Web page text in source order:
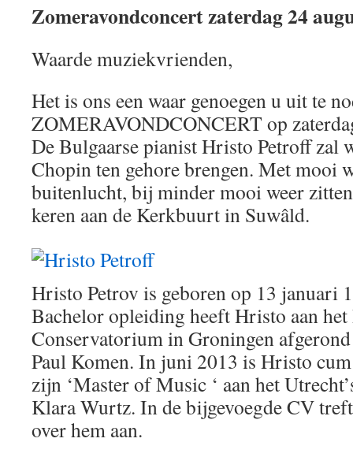
Zomeravondconcert zaterdag 24
Waarde muziekvrienden,
Het is ons een waar genoegen u uit te
ZOMERAVONDCONCERT op
De Bulgaarse pianist Hristo Petroff zal
Chopin ten gehore brengen. Met mooi
buitenlucht, bij minder mooi weer
keren aan de Kerkbuurt in Suwâld.
Hristo Petrov is geboren op 13 januari
Bachelor opleiding heeft Hristo aan
Conservatorium in Groningen
Paul Komen. In juni 2013 is Hristo
zijn ‘Master of Music ‘ aan het
Klara Wurtz. In de bijgevoegde CV
over hem aan.